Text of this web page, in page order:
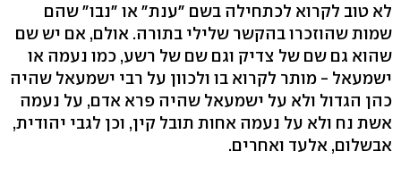
לא טוב לקרוא לכתחילה בשם "ענת" או "נבו" שהם
שמות שהוזכרו בהקשר שלילי בתורה. אולם, אם יש שם
שהוא גם שם של צדיק וגם שם של רשע, כמו נעמה או
ישמעאל - מותר לקרוא בו ולכוון על רבי ישמעאל שהיה
כהן הגדול ולא על ישמעאל שהיה פרא אדם, על נעמה
אשת נח ולא על נעמה אחות תובל קין, וכן לגבי יהודית,
אבשלום, אלעד ואחרים.